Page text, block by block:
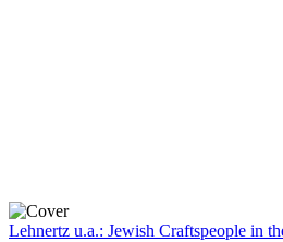
Lehnertz u.a.: Jewish Craftspeople in